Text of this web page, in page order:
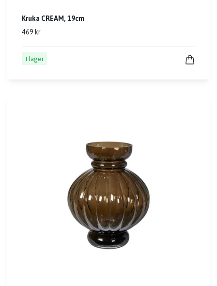
Kruka CREAM, 19cm
469 kr
I lager